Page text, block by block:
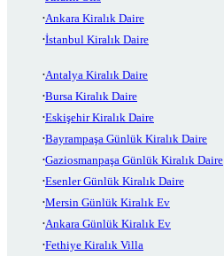
Ankara Kiralık Daire
İstanbul Kiralık Daire
Antalya Kiralık Daire
Bursa Kiralık Daire
Eskişehir Kiralık Daire
Bayrampaşa Günlük Kiralık Daire
Gaziosmanpaşa Günlük Kiralık Daire
Esenler Günlük Kiralık Daire
Mersin Günlük Kiralık Ev
Ankara Günlük Kiralık Ev
Fethiye Kiralık Villa